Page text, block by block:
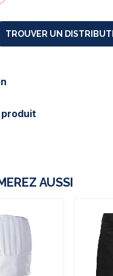
TROUVER UN
produit
AUSSI